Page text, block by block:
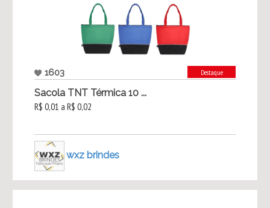
1603 Destaque
Sacola TNT Térmica 10 ...
R$ 0,01 a R$ 0,02
wxz brindes